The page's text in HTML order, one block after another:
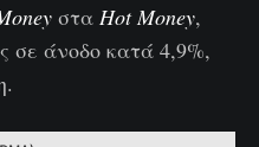
στα Hot Money,
σε άνοδο κατά 4,9%,